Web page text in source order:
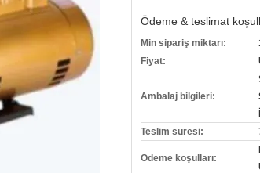
Ödeme & teslimat
Min sipariş miktarı:
Fiyat:
Ambalaj bilgileri:
Teslim süresi:
Ödeme koşulları: